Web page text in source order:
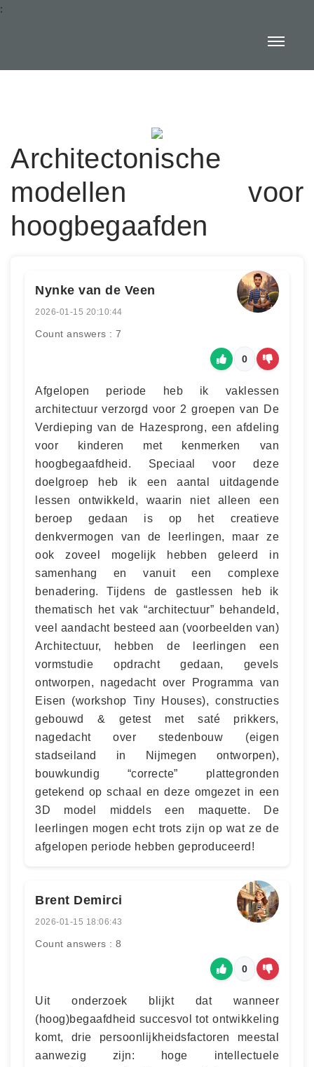
:
Architectonische
modellen voor
hoogbegaafden
Nynke van de Veen
2026-01-15 20:10:44
Count answers : 7
0
Afgelopen periode heb ik vaklessen
architectuur verzorgd voor 2 groepen van De
Verdieping van de Hazesprong, een afdeling
voor kinderen met kenmerken van
hoogbegaafdheid. Speciaal voor deze
doelgroep heb ik een aantal uitdagende
lessen ontwikkeld, waarin niet alleen een
beroep gedaan is op het creatieve
denkvermogen van de leerlingen, maar ze
ook zoveel mogelijk hebben geleerd in
samenhang en vanuit een complexe
benadering. Tijdens de gastlessen heb ik
thematisch het vak “architectuur” behandeld,
veel aandacht besteed aan (voorbeelden van)
Architectuur, hebben de leerlingen een
vormstudie opdracht gedaan, gevels
ontworpen, nagedacht over Programma van
Eisen (workshop Tiny Houses), constructies
gebouwd & getest met saté prikkers,
nagedacht over stedenbouw (eigen
stadseiland in Nijmegen ontworpen),
bouwkundig “correcte” plattegronden
getekend op schaal en deze omgezet in een
3D model middels een maquette. De
leerlingen mogen echt trots zijn op wat ze de
afgelopen periode hebben geproduceerd!
Brent Demirci
2026-01-15 18:06:43
Count answers : 8
0
Uit onderzoek blijkt dat wanneer
(hoog)begaafdheid succesvol tot ontwikkeling
komt, drie persoonlijkheidsfactoren meestal
aanwezig zijn: hoge intellectuele